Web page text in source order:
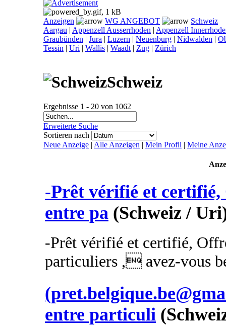
Anzeigen WG ANGEBOT
Schweiz
Aargau | Appenzell Ausserrhoden | Appenzell
Graubünden | Jura | Luzern | Neuenburg | Nidwalden |
Tessin | Uri | Wallis | Waadt | Zug | Zürich
Schweiz
Ergebnisse 1 - 20 von 1062
Erweiterte Suche
Sortieren nach
Neue Anzeige | Alle Anzeigen | Mein Profil | Meine
-Prêt vérifié et certifié,
entre pa (Schweiz /
-Prêt vérifié et certifié,
particuliers , avez-vous
entre particuli